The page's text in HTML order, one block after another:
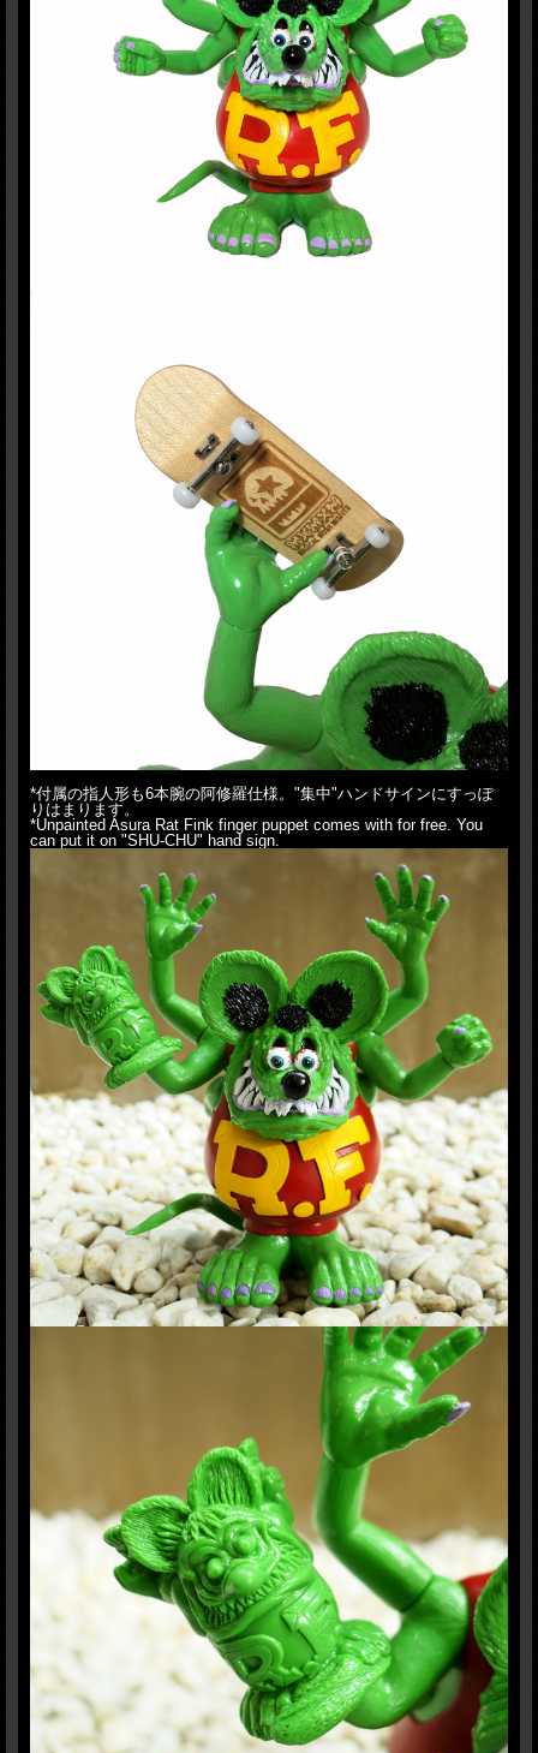
*付属の指人形も6本腕の阿修羅仕様。"集中"ハンドサインにすっぽ
りはまります。
*Unpainted Asura Rat Fink finger puppet comes with for free. You
can put it on "SHU-CHU" hand sign.